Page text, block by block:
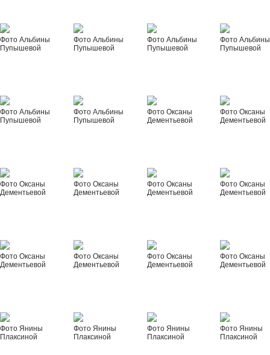
Фото Альбины
Пупышевой
Фото Альбины
Пупышевой
Фото Альбины
Пупышевой
Фото Альбины
Пупышевой
Фото Альбины
Пупышевой
Фото Альбины
Пупышевой
Фото Оксаны
Дементьевой
Фото Оксаны
Дементьевой
Фото Оксаны
Дементьевой
Фото Оксаны
Дементьевой
Фото Оксаны
Дементьевой
Фото Оксаны
Дементьевой
Фото Оксаны
Дементьевой
Фото Оксаны
Дементьевой
Фото Оксаны
Дементьевой
Фото Оксаны
Дементьевой
Фото Янины
Плаксиной
Фото Янины
Плаксиной
Фото Янины
Плаксиной
Фото Янины
Плаксиной